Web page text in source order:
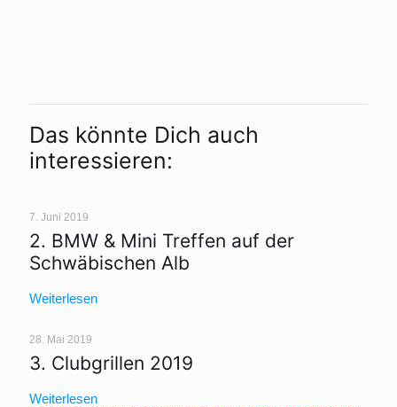
Das könnte Dich auch
interessieren:
7. Juni 2019
2. BMW & Mini Treffen auf der
Schwäbischen Alb
Weiterlesen
28. Mai 2019
3. Clubgrillen 2019
Weiterlesen